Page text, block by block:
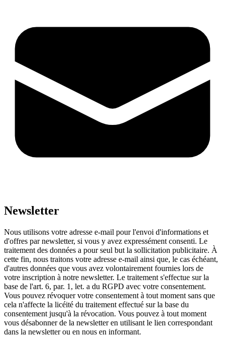
Newsletter
Nous utilisons votre adresse e-mail pour l'envoi d'informations et
d'offres par newsletter, si vous y avez expressément consenti. Le
traitement des données a pour seul but la sollicitation publicitaire. À
cette fin, nous traitons votre adresse e-mail ainsi que, le cas échéant,
d'autres données que vous avez volontairement fournies lors de
votre inscription à notre newsletter. Le traitement s'effectue sur la
base de l'art. 6, par. 1, let. a du RGPD avec votre consentement.
Vous pouvez révoquer votre consentement à tout moment sans que
cela n'affecte la licéité du traitement effectué sur la base du
consentement jusqu'à la révocation. Vous pouvez à tout moment
vous désabonner de la newsletter en utilisant le lien correspondant
dans la newsletter ou en nous en informant.